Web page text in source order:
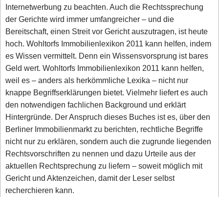
Internetwerbung zu beachten. Auch die Rechtssprechung
der Gerichte wird immer umfangreicher – und die
Bereitschaft, einen Streit vor Gericht auszutragen, ist heute
hoch. Wohltorfs Immobilienlexikon 2011 kann helfen, indem
es Wissen vermittelt. Denn ein Wissensvorsprung ist bares
Geld wert. Wohltorfs Immobilienlexikon 2011 kann helfen,
weil es – anders als herkömmliche Lexika – nicht nur
knappe Begriffserklärungen bietet. Vielmehr liefert es auch
den notwendigen fachlichen Background und erklärt
Hintergründe. Der Anspruch dieses Buches ist es, über den
Berliner Immobilienmarkt zu berichten, rechtliche Begriffe
nicht nur zu erklären, sondern auch die zugrunde liegenden
Rechtsvorschriften zu nennen und dazu Urteile aus der
aktuellen Rechtsprechung zu liefern – soweit möglich mit
Gericht und Aktenzeichen, damit der Leser selbst
recherchieren kann.